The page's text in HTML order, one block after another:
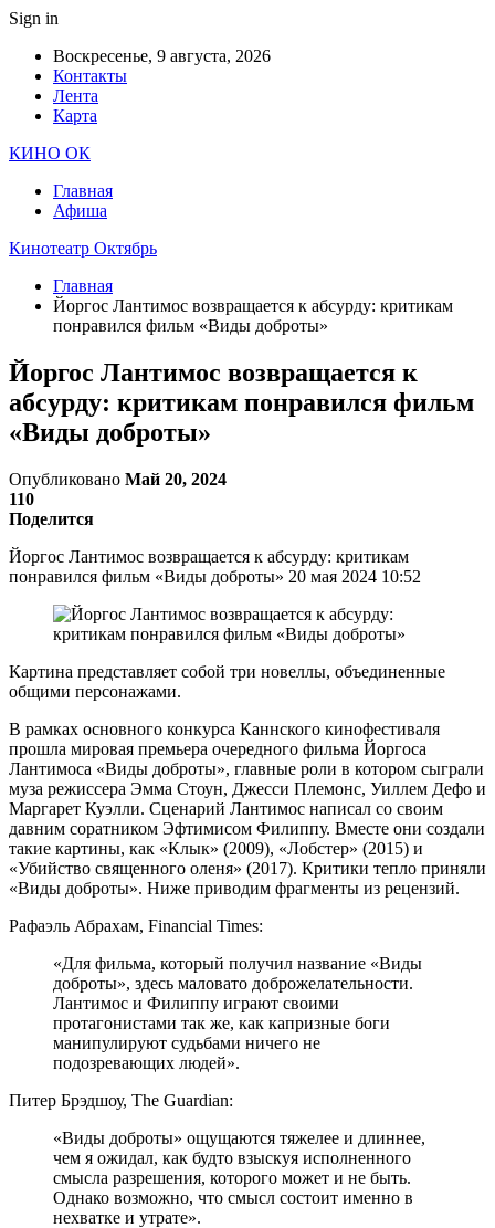
Sign in
Воскресенье, 9 августа, 2026
Контакты
Лента
Карта
КИНО ОК
Главная
Афиша
Кинотеатр Октябрь
Главная
Йоргос Лантимос возвращается к абсурду: критикам
понравился фильм «Виды доброты»
Йоргос Лантимос возвращается к
абсурду: критикам понравился фильм
«Виды доброты»
Опубликовано Май 20, 2024
110
Поделится
Йоргос Лантимос возвращается к абсурду: критикам
понравился фильм «Виды доброты» 20 мая 2024 10:52
Картина представляет собой три новеллы, объединенные
общими персонажами.
В рамках основного конкурса Каннского кинофестиваля
прошла мировая премьера очередного фильма Йоргоса
Лантимоса «Виды доброты», главные роли в котором сыграли
муза режиссера Эмма Стоун, Джесси Племонс, Уиллем Дефо и
Маргарет Куэлли. Сценарий Лантимос написал со своим
давним соратником Эфтимисом Филиппу. Вместе они создали
такие картины, как «Клык» (2009), «Лобстер» (2015) и
«Убийство священного оленя» (2017). Критики тепло приняли
«Виды доброты». Ниже приводим фрагменты из рецензий.
Рафаэль Абрахам, Financial Times:
«Для фильма, который получил название «Виды
доброты», здесь маловато доброжелательности.
Лантимос и Филиппу играют своими
протагонистами так же, как капризные боги
манипулируют судьбами ничего не
подозревающих людей».
Питер Брэдшоу, The Guardian:
«Виды доброты» ощущаются тяжелее и длиннее,
чем я ожидал, как будто взыскуя исполненного
смысла разрешения, которого может и не быть.
Однако возможно, что смысл состоит именно в
нехватке и утрате».